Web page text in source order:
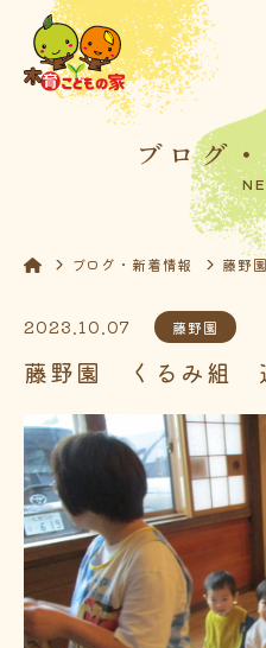
ブログ
ブログ・新着情報 藤野
2023.10.07 藤野園
藤野園 くるみ組